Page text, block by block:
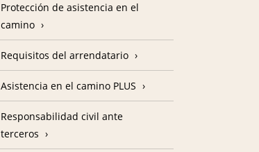
Protección de asistencia en el
camino
Requisitos del arrendatario
Asistencia en el camino PLUS
Responsabilidad civil ante
terceros